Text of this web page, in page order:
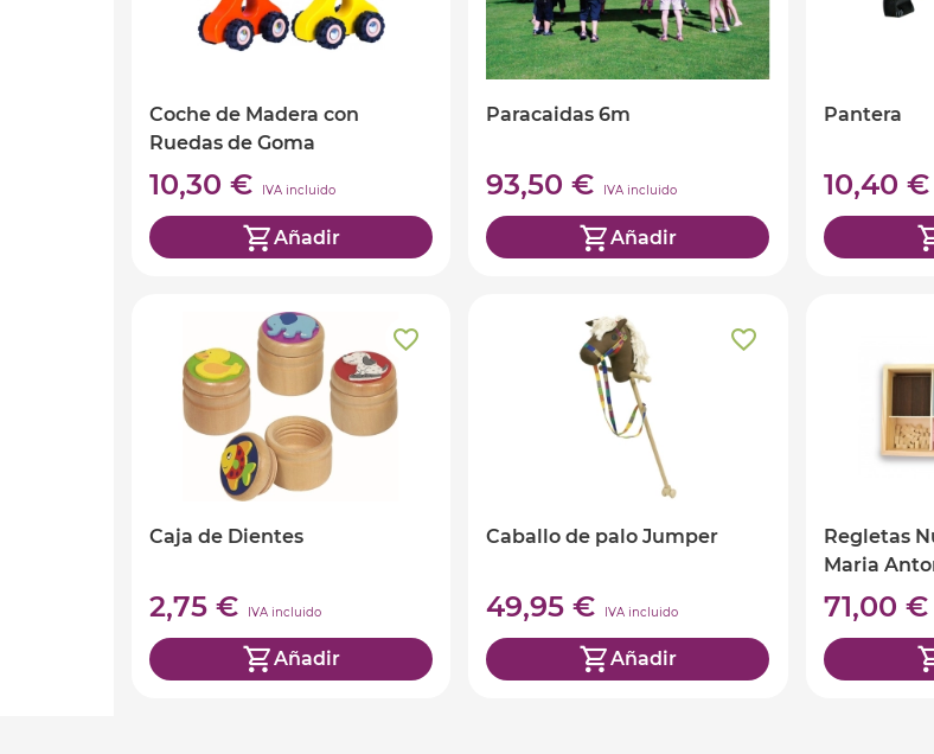
Coche de Madera con
Ruedas de Goma
10,30 € IVA incluido
Añadir
Paracaidas 6m
93,50 € IVA incluido
Añadir
Pantera
10,40 €
Caja de Dientes
2,75 € IVA incluido
Añadir
Caballo de palo Jumper
49,95 € IVA incluido
Añadir
Regletas
Maria
71,00 €